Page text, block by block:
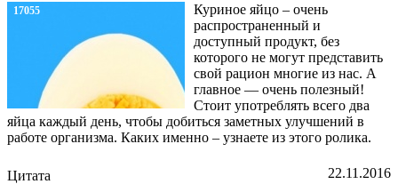
17055
Куриное яйцо – очень
распространенный и
доступный продукт, без
которого не могут представить
свой рацион многие из нас. А
главное — очень полезный!
Стоит употреблять всего два
яйца каждый день, чтобы добиться заметных улучшений в
работе организма. Каких именно – узнаете из этого ролика.
22.11.2016
Цитата